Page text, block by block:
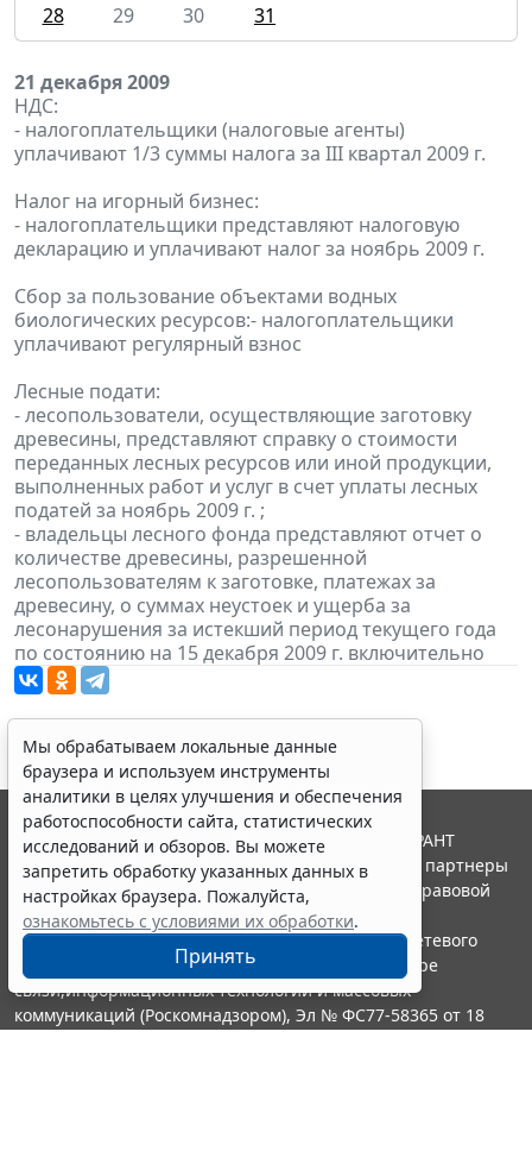
28
29 30 31
21 декабря 2009
НДС:
- налогоплательщики (налоговые агенты)
уплачивают 1/3 суммы налога за III квартал 2009 г.
Налог на игорный бизнес:
- налогоплательщики представляют налоговую
декларацию и уплачивают налог за ноябрь 2009 г.
Сбор за пользование объектами водных
биологических ресурсов:- налогоплательщики
уплачивают регулярный взнос
Лесные подати:
- лесопользователи, осуществляющие заготовку
древесины, представляют справку о стоимости
переданных лесных ресурсов или иной продукции,
выполненных работ и услуг в счет уплаты лесных
податей за ноябрь 2009 г. ;
- владельцы лесного фонда представляют отчет о
количестве древесины, разрешенной
лесопользователям к заготовке, платежах за
древесину, о суммах неустоек и ущерба за
лесонарушения за истекший период текущего года
по состоянию на 15 декабря 2009 г. включительно
Мы обрабатываем локальные данные
браузера и используем инструменты
аналитики в целях улучшения и обеспечения
работоспособности сайта, статистических
исследований и обзоров. Вы можете
запретить обработку указанных данных в
настройках браузера. Пожалуйста,
ознакомьтесь с условиями их обработки.
Принять
© ООО "НПП "ГАРАНТ-СЕРВИС", 2026. Система ГАРАНТ
выпускается с 1990 года. Компания "Гарант" и ее партнеры
являются участниками Российской ассоциации правовой
информации ГАРАНТ.
Портал ГАРАНТ.РУ зарегистрирован в качестве сетевого
издания Федеральной службой по надзору в сфере
связи,информационных технологий и массовых
коммуникаций (Роскомнадзором), Эл № ФС77-58365 от 18